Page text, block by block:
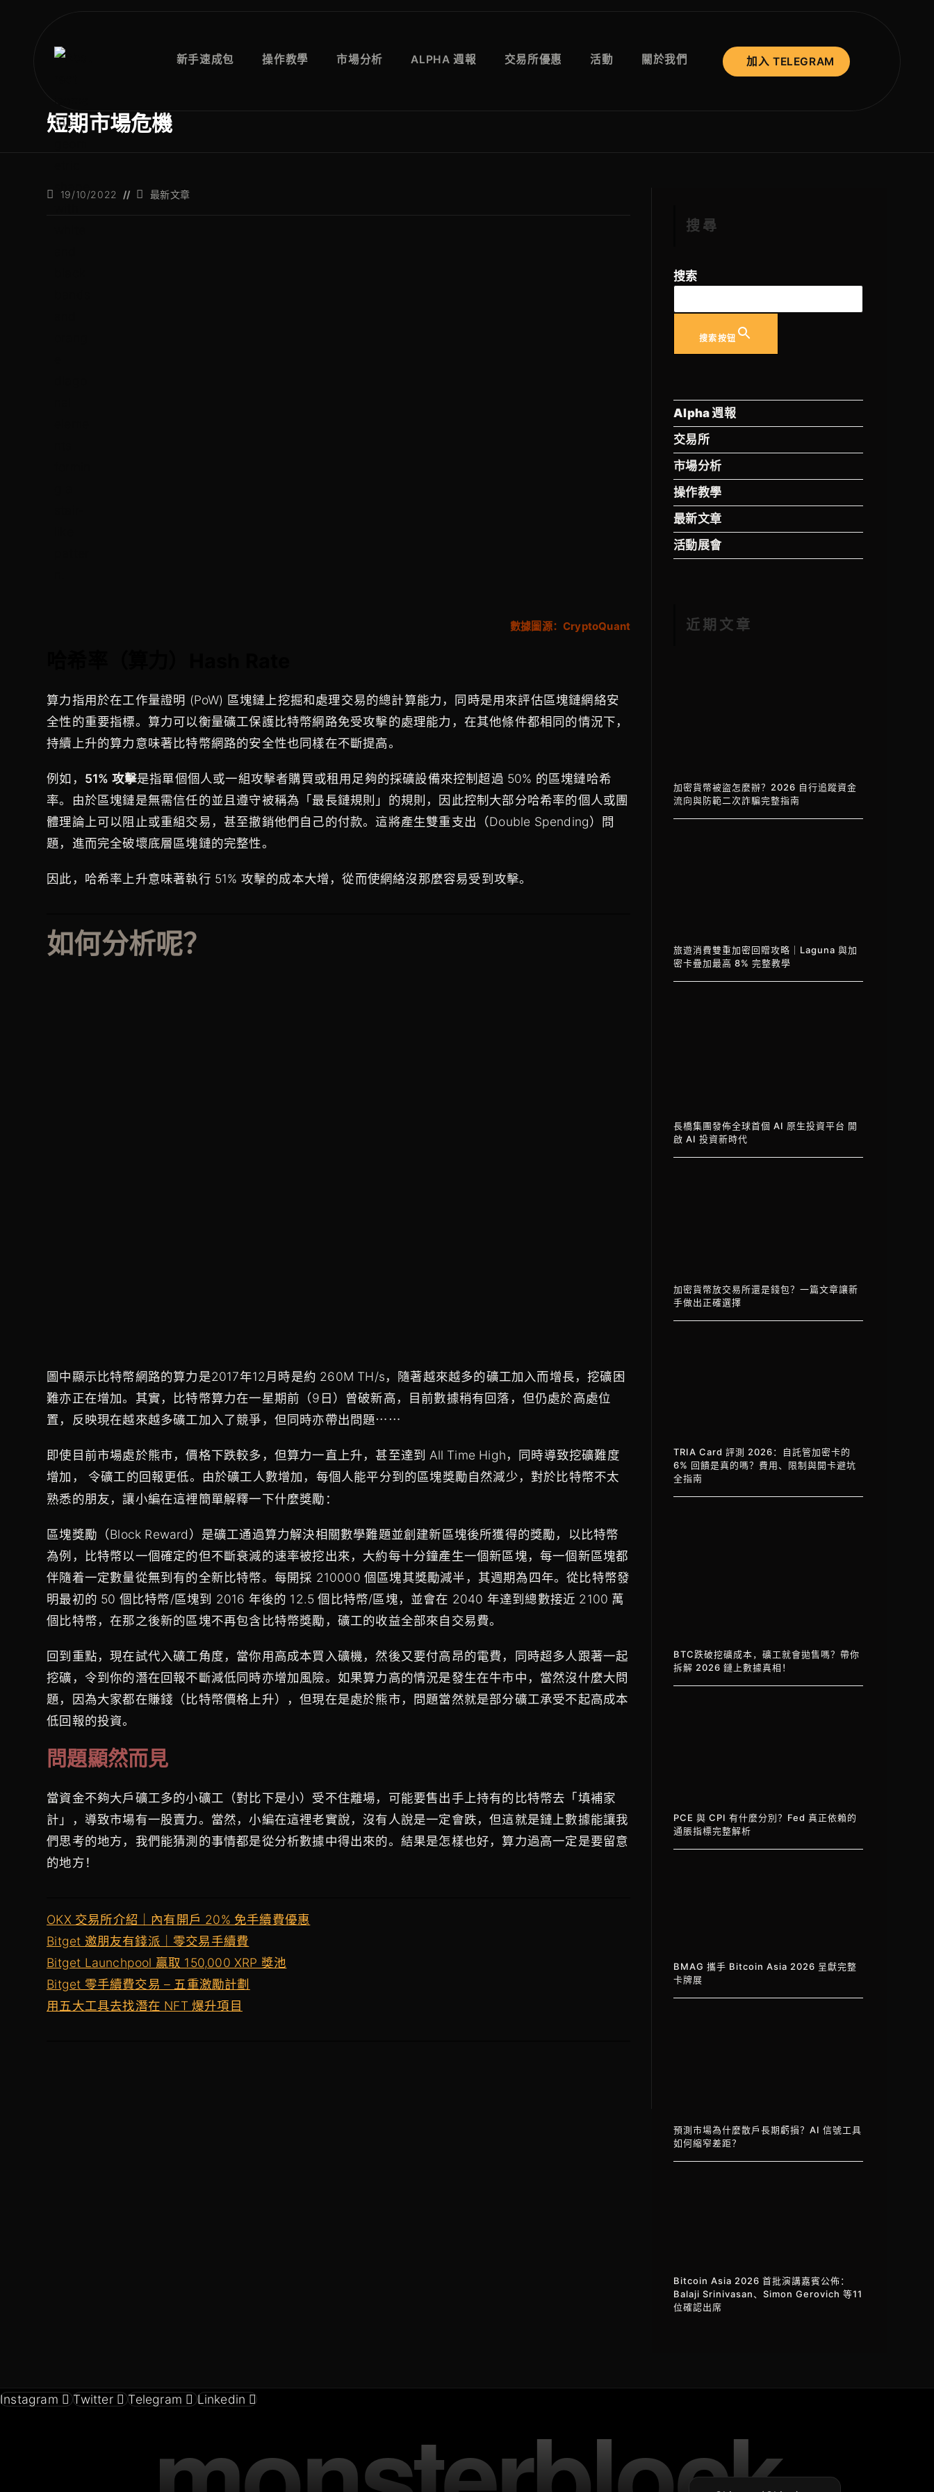
新手速成包 操作教學 市場分析 ALPHA 週報 交易所優惠 活動 關於我們 加入 TELEGRAM
短期市場危機
发
19/10/2022
职
最新文章
數據圖源：CryptoQuant
算力指用於在工作量證明 (PoW) 區塊鏈上挖掘和處理交易的總計算能力，同時是用來評估區塊鏈網絡安
全性的重要指標。算力可以衡量礦工保護比特幣網路免受攻擊的處理能力，在其他條件都相同的情況下，
持續上升的算力意味著比特幣網路的安全性也同樣在不斷提高。
例如， 51% 攻擊是指單個個人或一組攻擊者購買或租用足夠的採礦設備來控制超過 50% 的區塊鏈哈希
率。由於區塊鏈是無需信任的並且遵守被稱為「最長鏈規則」的規則，因此控制大部分哈希率的個人或團
體理論上可以阻止或重組交易，甚至撤銷他們自己的付款。這將產生雙重支出（Double Spending）問
題，進而完全破壞底層區塊鏈的完整性。
因此，哈希率上升意味著執行 51% 攻擊的成本大增，從而使網絡沒那麼容易受到攻擊。
如何分析呢？
圖中顯示比特幣網路的算力是2017年12月時是約 260M TH/s，隨著越來越多的礦工加入而增長，挖礦困
難亦正在增加。其實，比特幣算力在一星期前（9日）曾破新高，目前數據稍有回落，但仍處於高處位
置，反映現在越來越多礦工加入了競爭，但同時亦帶出問題⋯⋯
即使目前市場處於熊市，價格下跌較多，但算力一直上升，甚至達到 All Time High，同時導致挖礦難度
增加， 令礦工的回報更低。由於礦工人數增加，每個人能平分到的區塊獎勵自然減少，對於比特幣不太
熟悉的朋友，讓小編在這裡簡單解釋一下什麼獎勵：
區塊獎勵（Block Reward）是礦工通過算力解決相關數學難題並創建新區塊後所獲得的獎勵，以比特幣
為例，比特幣以一個確定的但不斷衰減的速率被挖出來，大約每十分鐘產生一個新區塊，每一個新區塊都
伴隨着一定數量從無到有的全新比特幣。 每開採 210000 個區塊其獎勵減半，其週期為四年。從比特幣發
明最初的 50 個比特幣/區塊到 2016 年後的 12.5 個比特幣/區塊，並會在 2040 年達到總數接近 2100 萬
個比特幣，在那之後新的區塊不再包含比特幣獎勵，礦工的收益全部來自交易費。
回到重點，現在試代入礦工角度，當你用高成本買入礦機，然後又要付高昂的電費，同時超多人跟著一起
挖礦，令到你的潛在回報不斷減低同時亦增加風險。如果算力高的情況是發生在牛市中，當然沒什麼大問
題，因為大家都在賺錢（比特幣價格上升），但現在是處於熊市，問題當然就是部分礦工承受不起高成本
低回報的投資。
問題顯然而見
當資金不夠大戶礦工多的小礦工（對比下是小）受不住離場，可能要售出手上持有的比特幣去「填補家
計」，導致市場有一股賣力。當然，小編在這裡老實說，沒有人說是一定會跌，但這就是鏈上數據能讓我
們思考的地方，我們能猜測的事情都是從分析數據中得出來的。結果是怎樣也好，算力過高一定是要留意
的地方！
OKX 交易所介紹｜內有開戶 20% 免手續費優惠
Bitget 邀朋友有錢派｜零交易手續費
Bitget Launchpool 贏取 150,000 XRP 獎池
Bitget 零手續費交易 – 五重激勵計劃
用五大工具去找潛在 NFT 爆升項目
搜尋
搜索
搜索按钮
Alpha 週報
交易所
市場分析
操作教學
最新文章
活動展會
近期文章
加密貨幣被盜怎麼辦？2026 自行追蹤資金
流向與防範二次詐騙完整指南
旅遊消費雙重加密回贈攻略｜Laguna 與加
密卡疊加最高 8% 完整教學
長橋集團發佈全球首個 AI 原生投資平台 開
啟 AI 投資新時代
加密貨幣放交易所還是錢包？一篇文章讓新
手做出正確選擇
TRIA Card 評測 2026：自託管加密卡的
6% 回饋是真的嗎？費用、限制與開卡避坑
全指南
BTC跌破挖礦成本，礦工就會拋售嗎？帶你
拆解 2026 鏈上數據真相！
PCE 與 CPI 有什麼分別？Fed 真正依賴的
通脹指標完整解析
BMAG 攜手 Bitcoin Asia 2026 呈獻完整
卡牌展
預測市場為什麼散戶長期虧損？AI 信號工具
如何縮窄差距？
Bitcoin Asia 2026 首批演講嘉賓公佈：
Balaji Srinivasan、Simon Gerovich 等11
位確認出席
Instagram Twitter Telegram Linkedin
Chinese (Hong Kong)